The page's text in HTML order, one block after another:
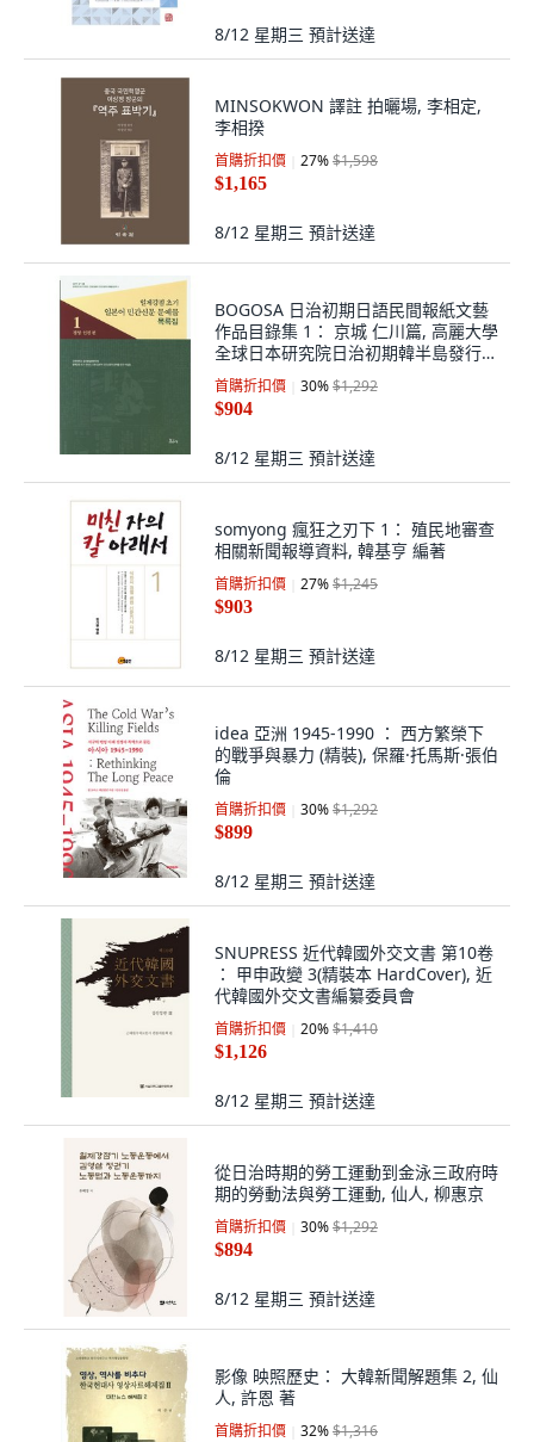
8/12 星期三 預計送達
MINSOKWON 譯註 拍曬場, 李相定,
李相揆
首購折扣價 27%$1,598
$1,165
8/12 星期三 預計送達
BOGOSA 日治初期日語民間報紙文藝
作品目錄集 1： 京城 仁川篇, 高麗大學
全球日本研究院日治初期韓半島發行日
語民間報紙文藝作品研究團隊
首購折扣價 30%$1,292
$904
8/12 星期三 預計送達
somyong 瘋狂之刃下 1： 殖民地審查
相關新聞報導資料, 韓基亨 編著
首購折扣價 27%$1,245
$903
8/12 星期三 預計送達
idea 亞洲 1945-1990 ： 西方繁榮下
的戰爭與暴力 (精裝), 保羅·托馬斯·張伯
倫
首購折扣價 30%$1,292
$899
8/12 星期三 預計送達
SNUPRESS 近代韓國外交文書 第10卷
： 甲申政變 3(精裝本 HardCover), 近
代韓國外交文書編纂委員會
首購折扣價 20%$1,410
$1,126
8/12 星期三 預計送達
從日治時期的勞工運動到金泳三政府時
期的勞動法與勞工運動, 仙人, 柳惠京
首購折扣價 30%$1,292
$894
8/12 星期三 預計送達
影像 映照歷史： 大韓新聞解題集 2, 仙
人, 許恩 著
首購折扣價 32%$1,316